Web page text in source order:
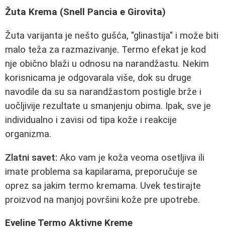
Žuta Krema (Snell Pancia e Girovita)
Žuta varijanta je nešto gušća, "glinastija" i može biti
malo teža za razmazivanje. Termo efekat je kod
nje obično blaži u odnosu na narandžastu. Nekim
korisnicama je odgovarala više, dok su druge
navodile da su sa narandžastom postigle brže i
uočljivije rezultate u smanjenju obima. Ipak, sve je
individualno i zavisi od tipa kože i reakcije
organizma.
Zlatni savet: Ako vam je koža veoma osetljiva ili
imate problema sa kapilarama, preporučuje se
oprez sa jakim termo kremama. Uvek testirajte
proizvod na manjoj površini kože pre upotrebe.
Eveline Termo Aktivne Kreme